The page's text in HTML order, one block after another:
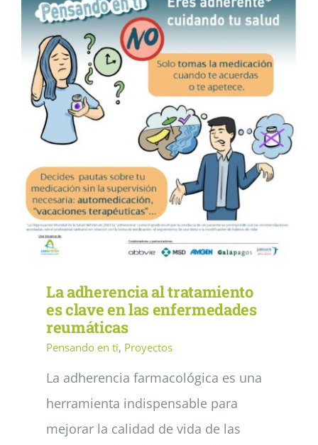
La adherencia al tratamiento
es clave en las enfermedades
reumáticas
Pensando en ti, Proyectos
La adherencia farmacológica es una
herramienta indispensable para
mejorar la calidad de vida de las